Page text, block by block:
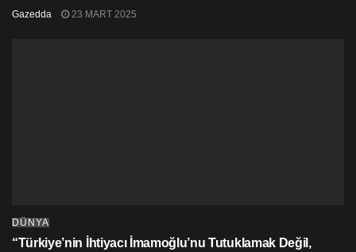
Gazedda 23 MART 2025
DÜNYA
“Türkiye’nin İhtiyacı İmamoğlu’nu Tutuklamak Değil,